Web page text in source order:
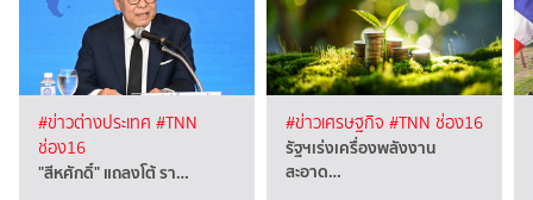
#ข่าวต่างประเทศ #TNN
ช่อง16
"สีหศักดิ์" แถลงโต้ ​รา…
#ข่าวเศรษฐกิจ #TNN ช่อง16
รัฐฯเร่งเครื่องพลังงาน
สะอาด…